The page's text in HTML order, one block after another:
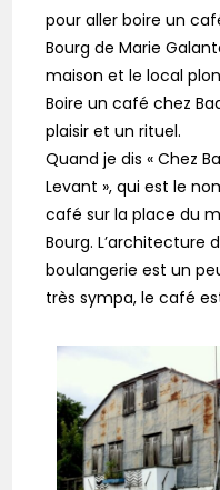
pour aller boire un
Bourg de Marie
maison et le local
Boire un café chez
plaisir et un rituel.
Quand je dis « Chez
Levant », qui est le
café sur la place du
Bourg. L’architecture
boulangerie est un
très sympa, le café